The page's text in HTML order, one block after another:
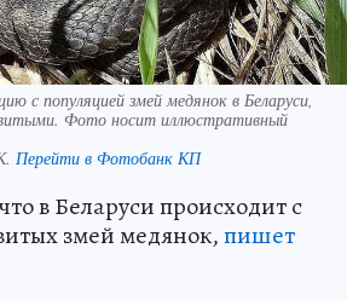
с популяцией змей медянок в Беларуси,
Фото носит иллюстративный
Перейти в Фотобанк КП
в Беларуси происходит с
змей медянок,пишет